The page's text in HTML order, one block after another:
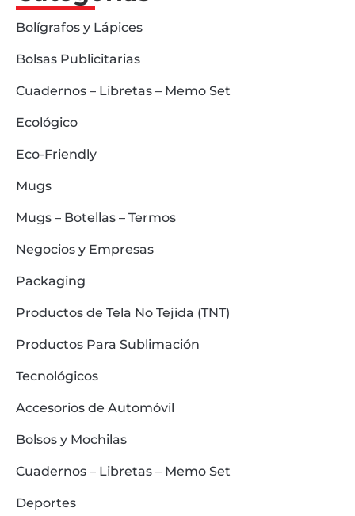
Bolígrafos y Lápices
Bolsas Publicitarias
Cuadernos – Libretas – Memo Set
Ecológico
Eco-Friendly
Mugs
Mugs – Botellas – Termos
Negocios y Empresas
Packaging
Productos de Tela No Tejida (TNT)
Productos Para Sublimación
Tecnológicos
Accesorios de Automóvil
Bolsos y Mochilas
Cuadernos – Libretas – Memo Set
Deportes